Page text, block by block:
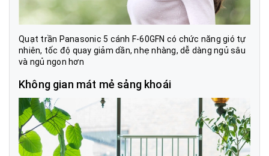
Quạt trần Panasonic 5 cánh F-60GFN có chức năng gió tự
nhiên, tốc độ quay giảm dần, nhẹ nhàng, dễ dàng ngủ sâu
và ngủ ngon hơn
Không gian mát mẻ sảng khoái